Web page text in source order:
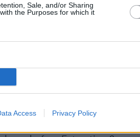
Sale, and/or Sharing
the Purposes for which it
Access Privacy Policy
θα κυκλοφορήσει στις
κόσμο. Όπως
πολλές σκηνές
που πετούν και
κάθε δευτερόλεπτο,
και